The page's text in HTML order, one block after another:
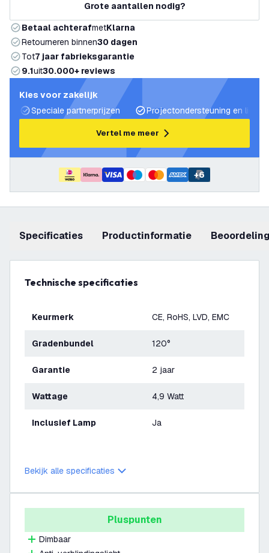
Grote aantallen nodig?
Betaal achterafmetKlarna
Retourneren binnen30 dagen
Tot7 jaar fabrieksgarantie
9.1uit30.000+ reviews
Kies voor zakelijk
Speciale partnerprijzen
Projectondersteuning en
Vertel me meer
+6
Specificaties productinformatie
Technische specificaties
Keurmerk CE, RoHS, LVD, EMC
Gradenbundel 120°
Garantie 2 jaar
Wattage 4,9 Watt
Inclusief Lamp Ja
Bekijk alle specificaties
Pluspunten
Dimbaar